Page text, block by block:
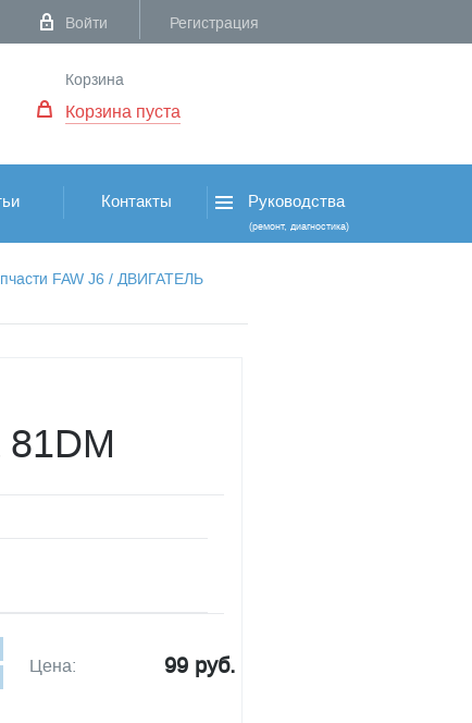
Войти Регистрация
Корзина
Корзина пуста
Контакты Руководства
(ремонт, диагностика)
FAW J6 / ДВИГАТЕЛЬ
Цена: 99 руб.